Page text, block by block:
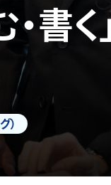
書く
）